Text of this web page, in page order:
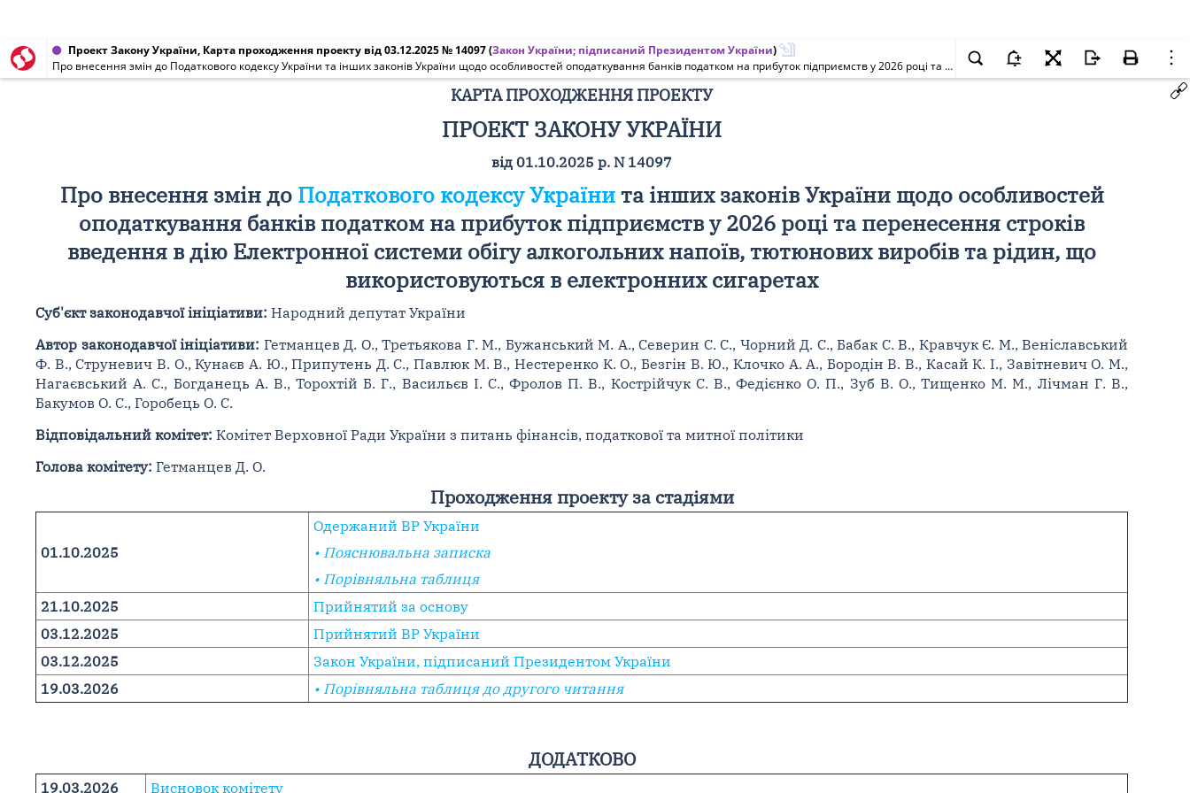
Проект Закону України, Карта проходження проекту від 03.12.2025 № 14097(Закон України; підписаний Президентом України)
Про внесення змін до Податкового кодексу України та інших законів України щодо особливостей оподаткування банків податком на прибуток підприємств у 2026 році та перенесення строків введення в дію Електронної системи обігу алкогольних напоїв, тютюнових виробів та рідин, що використовуються в електронних сигаретах